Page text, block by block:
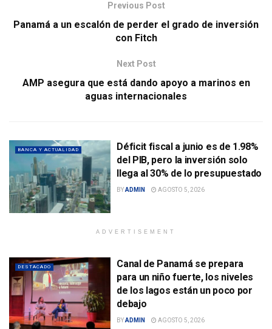
Previous Post
Panamá a un escalón de perder el grado de inversión
con Fitch
Next Post
AMP asegura que está dando apoyo a marinos en
aguas internacionales
BANCA Y ACTUALIDAD
Déficit fiscal a junio es de 1.98%
del PIB, pero la inversión solo
llega al 30% de lo presupuestado
BYADMIN AGOSTO 5, 2026
ADVERTISEMENT
DESTACADO
Canal de Panamá se prepara
para un niño fuerte, los niveles
de los lagos están un poco por
debajo
BYADMIN AGOSTO 5, 2026